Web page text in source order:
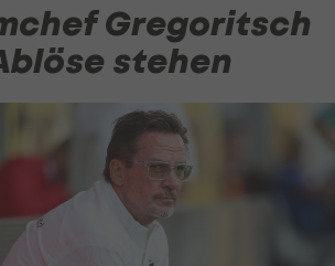
Gregoritsch
stehen